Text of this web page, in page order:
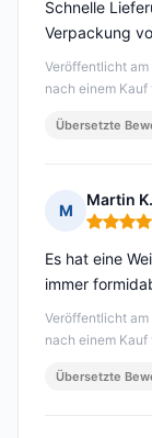
Veröffentlicht
nach einem
Schnelle
Verpackung
Übersetzte
M
Martin K.
Hinweis:
Veröffentlicht
nach einem
Es hat eine
immer
Übersetzte